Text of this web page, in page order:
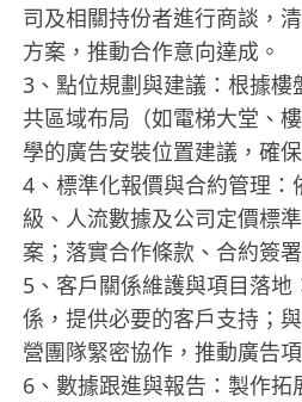
司及相關持份者進行商談，
方案，推動合作意向達成。
3、點位規劃與建議：根據樓
共區域布局（如電梯大堂、
學的廣告安裝位置建議，確
4、標準化報價與合約管理
級、人流數據及公司定價標
案；落實合作條款、合約簽
5、客戶關係維護與項目落
係，提供必要的客戶支持；
營團隊緊密協作，推動廣告
6、數據跟進與報告：製作